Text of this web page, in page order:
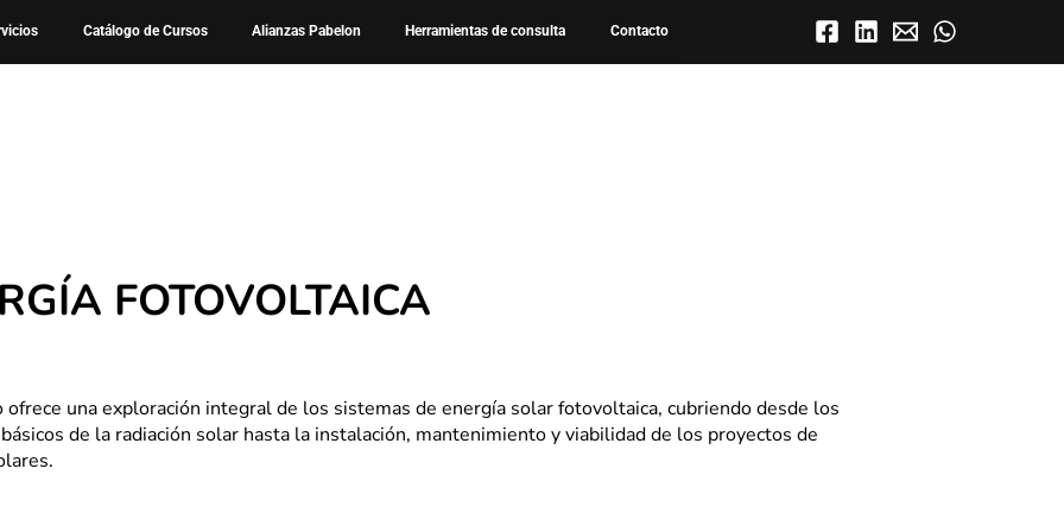
Catálogo de Cursos Alianzas Pabelon Herramientas de consulta Contacto
Curso – Energia Fotovoltaica
FOTOVOLTAICA
ofrece una exploración integral de los sistemas de energía solar fotovoltaica, cubriendo desde los
de la radiación solar hasta la instalación, mantenimiento yviabilidad de los proyectos de